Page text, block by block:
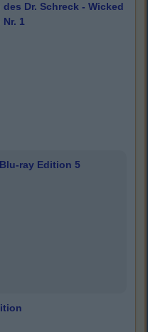
Dr. Schreck - Wicked
1
ray Edition 5